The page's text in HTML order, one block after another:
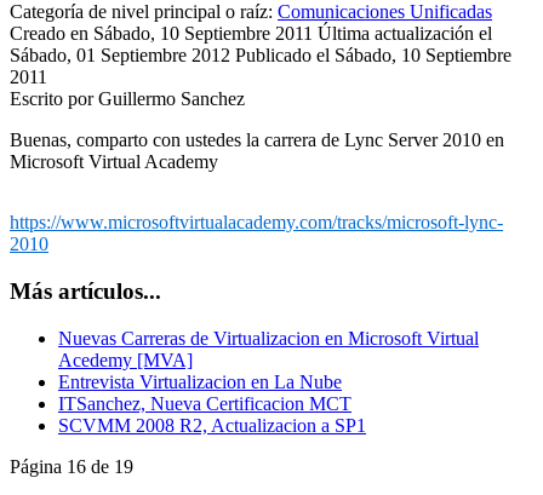
Categoría de nivel principal o raíz: Comunicaciones Unificadas
Creado en Sábado, 10 Septiembre 2011 Última actualización el
Sábado, 01 Septiembre 2012 Publicado el Sábado, 10 Septiembre
2011
Escrito por Guillermo Sanchez
Buenas, comparto con ustedes la carrera de Lync Server 2010 en
Microsoft Virtual Academy
https://www.microsoftvirtualacademy.com/tracks/microsoft-lync-
2010
Más artículos...
Nuevas Carreras de Virtualizacion en Microsoft Virtual
Acedemy [MVA]
Entrevista Virtualizacion en La Nube
ITSanchez, Nueva Certificacion MCT
SCVMM 2008 R2, Actualizacion a SP1
Página 16 de 19